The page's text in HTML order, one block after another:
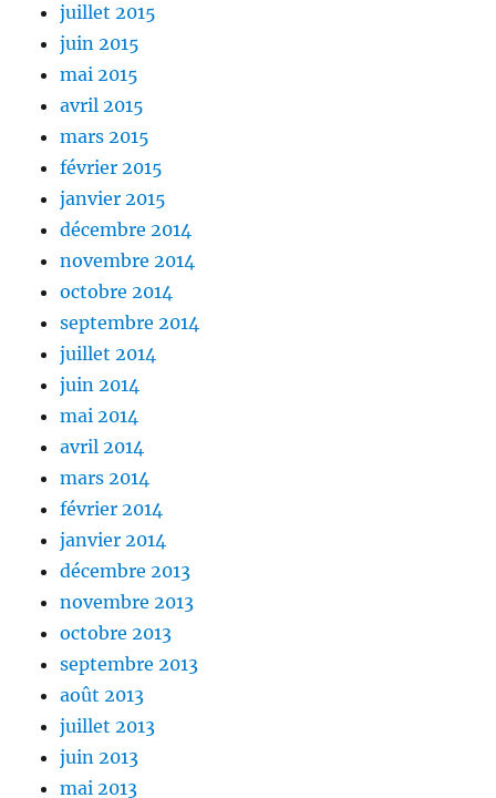
juillet 2015
juin 2015
mai 2015
avril 2015
mars 2015
février 2015
janvier 2015
décembre 2014
novembre 2014
octobre 2014
septembre 2014
juillet 2014
juin 2014
mai 2014
avril 2014
mars 2014
février 2014
janvier 2014
décembre 2013
novembre 2013
octobre 2013
septembre 2013
août 2013
juillet 2013
juin 2013
mai 2013